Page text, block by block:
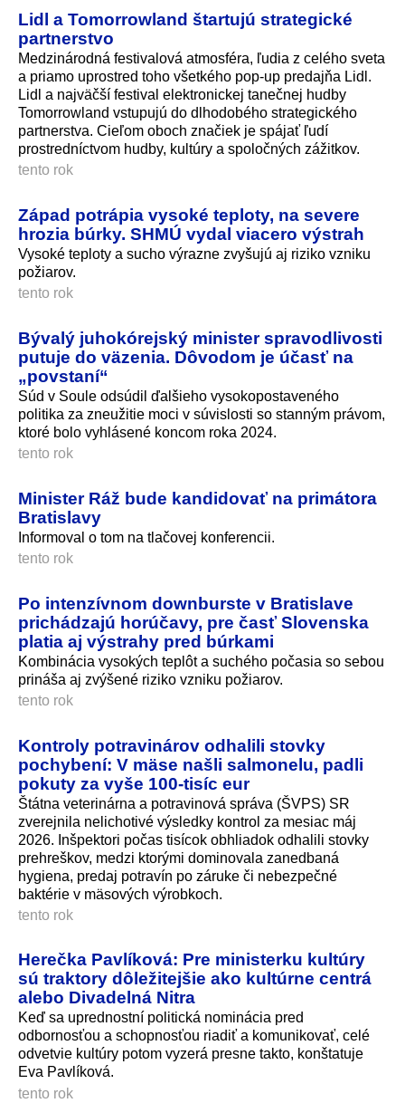
Lidl a Tomorrowland štartujú strategické
partnerstvo
Medzinárodná festivalová atmosféra, ľudia z celého sveta
a priamo uprostred toho všetkého pop-up predajňa Lidl.
Lidl a najväčší festival elektronickej tanečnej hudby
Tomorrowland vstupujú do dlhodobého strategického
partnerstva. Cieľom oboch značiek je spájať ľudí
prostredníctvom hudby, kultúry a spoločných zážitkov.
tento rok
Západ potrápia vysoké teploty, na severe
hrozia búrky. SHMÚ vydal viacero výstrah
Vysoké teploty a sucho výrazne zvyšujú aj riziko vzniku
požiarov.
tento rok
Bývalý juhokórejský minister spravodlivosti
putuje do väzenia. Dôvodom je účasť na
„povstaní“
Súd v Soule odsúdil ďalšieho vysokopostaveného
politika za zneužitie moci v súvislosti so stanným právom,
ktoré bolo vyhlásené koncom roka 2024.
tento rok
Minister Ráž bude kandidovať na primátora
Bratislavy
Informoval o tom na tlačovej konferencii.
tento rok
Po intenzívnom downburste v Bratislave
prichádzajú horúčavy, pre časť Slovenska
platia aj výstrahy pred búrkami
Kombinácia vysokých teplôt a suchého počasia so sebou
prináša aj zvýšené riziko vzniku požiarov.
tento rok
Kontroly potravinárov odhalili stovky
pochybení: V mäse našli salmonelu, padli
pokuty za vyše 100-tisíc eur
Štátna veterinárna a potravinová správa (ŠVPS) SR
zverejnila nelichotivé výsledky kontrol za mesiac máj
2026. Inšpektori počas tisícok obhliadok odhalili stovky
prehreškov, medzi ktorými dominovala zanedbaná
hygiena, predaj potravín po záruke či nebezpečné
baktérie v mäsových výrobkoch.
tento rok
Herečka Pavlíková: Pre ministerku kultúry
sú traktory dôležitejšie ako kultúrne centrá
alebo Divadelná Nitra
Keď sa uprednostní politická nominácia pred
odbornosťou a schopnosťou riadiť a komunikovať, celé
odvetvie kultúry potom vyzerá presne takto, konštatuje
Eva Pavlíková.
tento rok